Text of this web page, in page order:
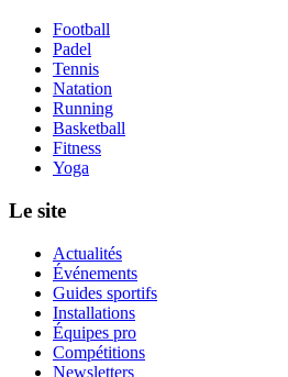
Football
Padel
Tennis
Natation
Running
Basketball
Fitness
Yoga
Le site
Actualités
Événements
Guides sportifs
Installations
Équipes pro
Compétitions
Newsletters